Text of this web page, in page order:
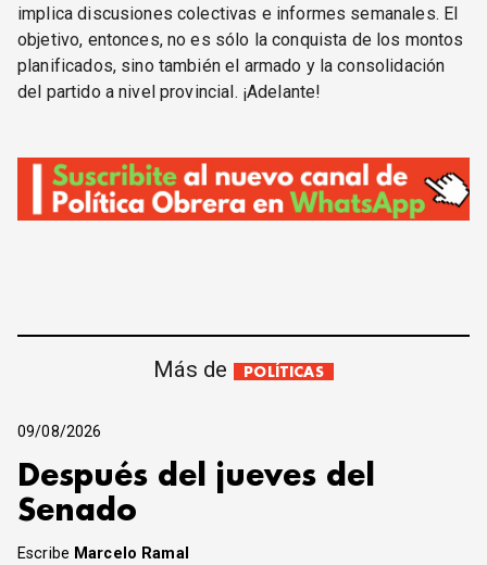
implica discusiones colectivas e informes semanales. El
objetivo, entonces, no es sólo la conquista de los montos
planificados, sino también el armado y la consolidación
del partido a nivel provincial. ¡Adelante!
Más de POLÍTICAS
09/08/2026
Después del jueves del
Senado
Escribe Marcelo Ramal